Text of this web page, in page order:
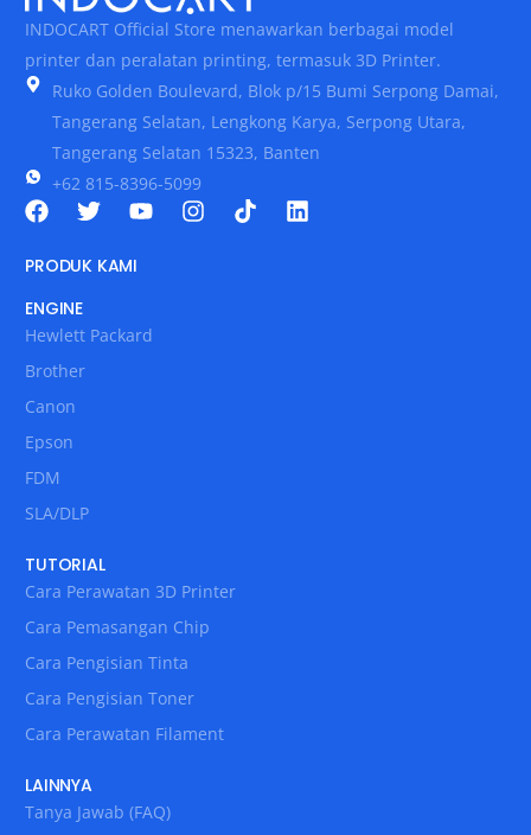
INDOCART Official Store menawarkan berbagai model
printer dan peralatan printing, termasuk 3D Printer.
Ruko Golden Boulevard, Blok p/15 Bumi Serpong Damai,
Tangerang Selatan, Lengkong Karya, Serpong Utara,
Tangerang Selatan 15323, Banten
+62 815-8396-5099
PRODUK KAMI
ENGINE
Hewlett Packard
Brother
Canon
Epson
FDM
SLA/DLP
TUTORIAL
Cara Perawatan 3D Printer
Cara Pemasangan Chip
Cara Pengisian Tinta
Cara Pengisian Toner
Cara Perawatan Filament
LAINNYA
Tanya Jawab (FAQ)